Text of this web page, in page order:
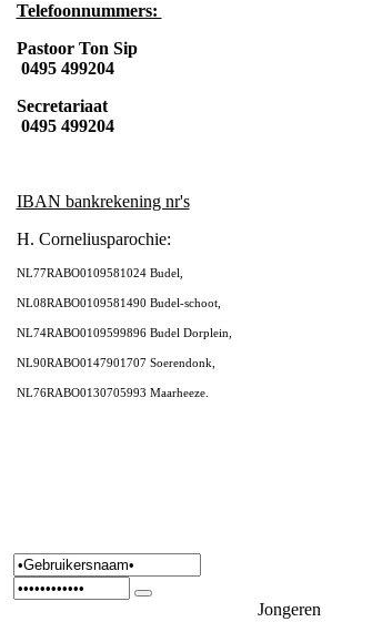
Telefoonnummers:
Pastoor Ton Sip
0495 499204
Secretariaat
0495 499204
IBAN bankrekening nr's
H. Corneliusparochie:
NL77RABO0109581024 Budel,
NL08RABO0109581490 Budel-schoot,
NL74RABO0109599896 Budel Dorplein,
NL90RABO0147901707 Soerendonk,
NL76RABO0130705993 Maarheeze.
Jongeren